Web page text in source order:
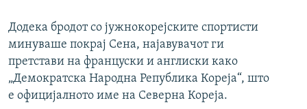
Додека бродот со јужнокорејските спортисти
минуваше покрај Сена, најавувачот ги
претстави на француски и англиски како
„Демократска Народна Република Кореја“, што
е официјалното име на Северна Кореја.